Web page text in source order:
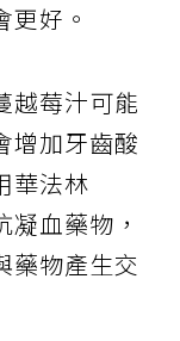
好。
越莓汁可能
增加牙齒酸
華法林
凝血藥物，
藥物產生交